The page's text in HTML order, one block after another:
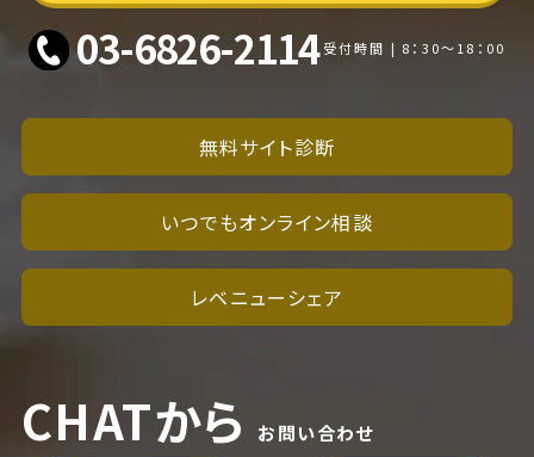
03-6826-2114 受付時間 | 8：30～18：00
無料サイト診断
いつでもオンライン相談
レベニューシェア
CHATから お問い合わせ